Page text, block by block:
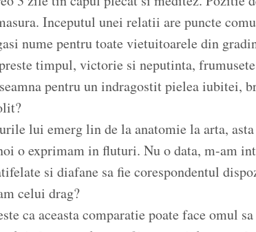
Inceputul unei relatii are puncte
nume pentru toate vietuitoarele din
timpul, victorie si neputinta,
pentru un indragostit pielea iubitei,
lui emerg lin de la anatomie la arta,
o exprimam in fluturi. Nu o data, m-am
si diafane sa fie corespondentul
celui drag?
ca aceasta comparatie poate face omul